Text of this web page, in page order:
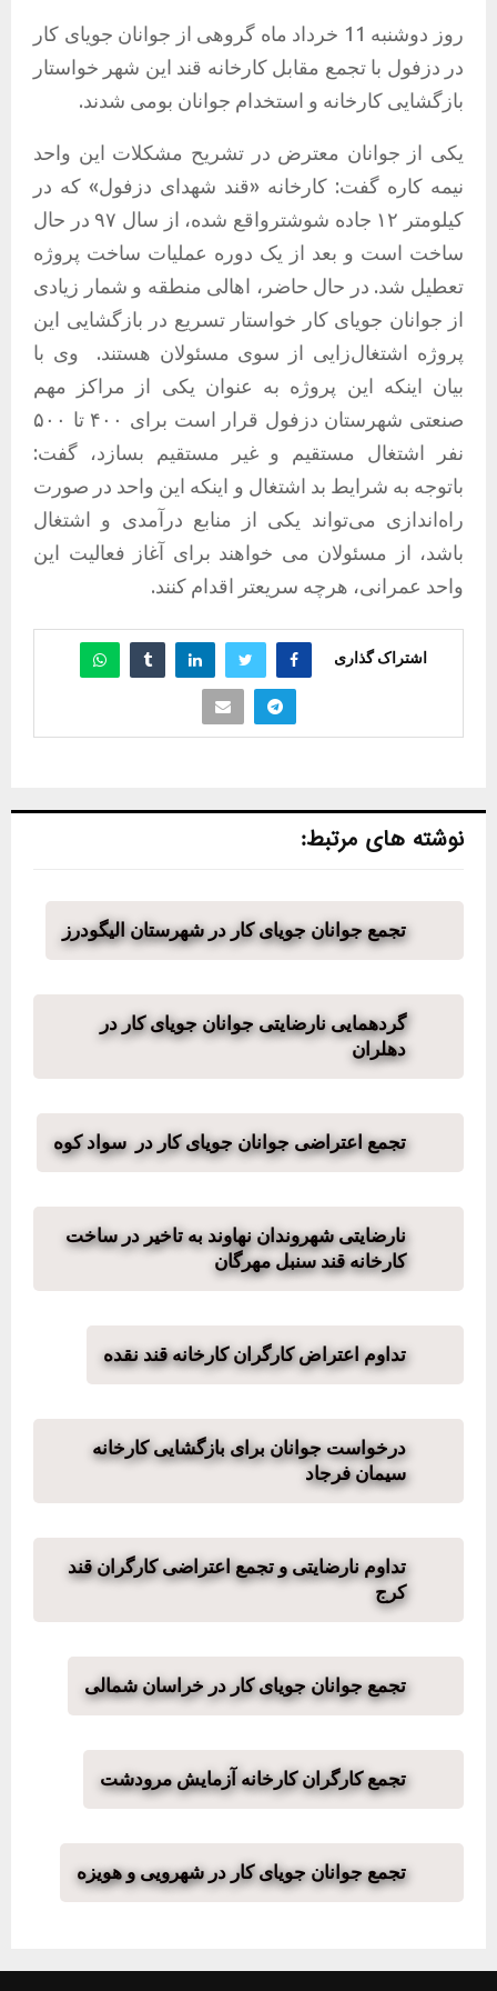
روز دوشنبه 11 خرداد ماه گروهی از جوانان جویای کار
در دزفول با تجمع مقابل کارخانه قند این شهر خواستار
بازگشایی کارخانه و استخدام جوانان بومی شدند.
یکی از جوانان معترض در تشریح مشکلات این واحد
نیمه کاره گفت: کارخانه «قند شهدای دزفول» که در
کیلومتر ۱۲ جاده شوشترواقع شده، از سال ۹۷ در حال
ساخت است و بعد از یک دوره عملیات ساخت پروژه
تعطیل شد. در حال حاضر، اهالی منطقه و شمار زیادی
از جوانان جویای کار خواستار تسریع در بازگشایی این
پروژه اشتغال‌زایی از سوی مسئولان هستند. وی با
بیان اینکه این پروژه به عنوان یکی از مراکز مهم
صنعتی شهرستان دزفول قرار است برای ۴۰۰ تا ۵۰۰
نفر اشتغال مستقیم و غیر مستقیم بسازد، گفت:
باتوجه به شرایط بد اشتغال و اینکه این واحد در صورت
راه‌اندازی می‌تواند یکی از منابع درآمدی و اشتغال
باشد، از مسئولان می خواهند برای آغاز فعالیت این
واحد عمرانی، هرچه سریعتر اقدام کنند.
اشتراک گذاری
نوشته های مرتبط:
تجمع جوانان جویای کار در شهرستان الیگودرز
گردهمایی نارضایتی جوانان جویای کار در
دهلران
تجمع اعتراضی جوانان جویای کار در سواد کوە
نارضایتی شهروندان نهاوند به تاخیر در ساخت
کارخانه قند سنبل مهرگان
تداوم اعتراض کارگران کارخانه قند نقده
درخواست جوانان برای بازگشایی کارخانه
سیمان فرجاد
تداوم نارضایتی و تجمع اعتراضی کارگران قند
کرج
تجمع جوانان جویای کار در خراسان شمالی
تجمع کارگران کارخانه آزمایش مرودشت
تجمع جوانان جویای کار در شهرویی و هویزه